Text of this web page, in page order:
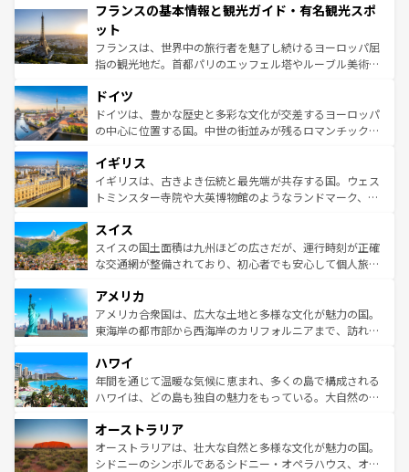
ませてくれるイタリアで、忘れられない旅をしてみよう！
なお、新着のイタリア情報は
しい。
文化が根付くこの国では、情熱的なフラメンコ、熱気あふ
れる闘牛、そして美味しいタパスが生活の一部となってい
る。首都マドリードの洗練された雰囲気や、バルセロナの
アートに溢れた街角から、地方では古代ローマ遺跡や中世
せる。地方によって風土や気候が異なるスペインはその個
性で訪れる人を魅了する。 なお、新着のスペイン情報は コ
ンテンツ一覧を参照してほしい。
フランスの基本情報と観光ガイド・有名観光スポ
ット
フランスは、世界中の旅行者を魅了し続けるヨーロッパ屈
指の観光地だ。首都パリのエッフェル塔やルーブル美術館
で、幅広い魅力が詰まっている。華麗な宮殿、歴史的な大
聖堂、美しいビーチ、そして豊かな自然が、訪れる者を心
から魅了する。また、フランスは美食の国としても知ら
いる。シャンパンの発祥地であるランス、プロヴァンスの
香り高いラベンダー畑など、多彩な楽しみ方が可能だ。さ
らに、パリ以外の地域にも魅力が溢れており、どの街角に
れる地方に足を運ぶとそれぞれで全く異なる文化を体験で
きるだろう。 なお、新着のフランス情報はコンテンツ一覧
を参照してほしい。
ドイツ
ドイツは、豊かな歴史と多彩な文化が交差するヨーロッパ
の中心に位置する国。中世の街並みが残るロマンチック街
顔を持つこの国は、どこを歩いても飽きることがない。ベ
ルリンの文化的活気、バイエルン州のアルプスの絶景、そ
してライン川沿いのワイン畑といった風景は必見。ビール
は、お酒好きな人にはぜひ体験してほしい。 なお、新着の
ドイツ情報はコンテンツ一覧を参照してほしい。
イギリス
イギリスは、古きよき伝統と最先端が共存する国。ウェス
トミンスター寺院や大英博物館のようなランドマーク、歴
リアごとに異なる魅力がある。また、優雅なアフタヌーン
ティー、ビール好きにはたまらない英国パブ、サッカー観
戦など、本場だからこそできる体験も豊富。イギリスを旅
ンツ一覧を参照してほしい。
スイス
スイスの国土面積は九州ほどの広さだが、運行時刻が正確
な交通網が整備されており、初心者でも安心して個人旅行
の建物がそのまま残る町や、スイスならではのユニークな
博物館もあり、アルプス観光だけでなく町歩きも満喫する
ことができる。国民の所得が高いため物価も高いが、旅行
ば市内交通費無料で観光を楽しむこともできる。 なお、新
着のスイス情報はコンテンツ一覧 を参照してほしい。
アメリカ
アメリカ合衆国は、広大な土地と多様な文化が魅力の国。
東海岸の都市部から西海岸のカリフォルニアまで、訪れる
のような巨大都市は、観光、ショッピング、エンターテイ
ンメントが詰まった刺激的なスポットだ。一方、アメリカ
西部には大自然が広がり、グランドキャニオンやイエロー
部のニューオーリンズでは、音楽と美食が融合した独特の
文化が魅力。旅行者はアメリカの各地域で異なる魅力を楽
しみながら、その多様性と豊かな歴史を感じることができ
ハワイ
年間を通じて温暖な気候に恵まれ、多くの島で構成される
ハワイは、どの島も独自の魅力をもっている。大自然の神
ワイ島は見逃せない。また、定番の観光地といえばオアフ
島だが、静かな自然を求めるならマウイ島やカウアイ島が
おすすめ。エメラルドグリーンに輝く海をはじめ、豊かな
オーストラリア
オーストラリアは、壮大な自然と多様な文化が魅力の国。
シドニーのシンボルであるシドニー・オペラハウス、オー